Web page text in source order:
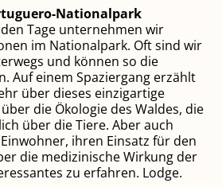
Nationalpark
Tage unternehmen wir
im Nationalpark. Oft sind wir
und können so die
Auf einem Spaziergang erzählt
über dieses einzigartige
die Ökologie des Waldes, die
über die Tiere. Aber auch
ihren Einsatz für den
die medizinische Wirkung der
zu erfahren. Lodge.